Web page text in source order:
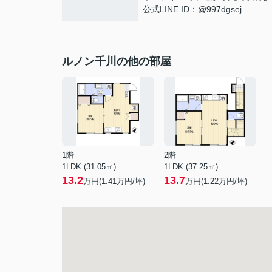
公式LINE ID：@997dgsej
ルノン千川の他の部屋
1階
1LDK (31.05㎡)
13.2万円(1.41万円/坪)
2階
1LDK (37.25㎡)
13.7万円(1.22万円/坪)